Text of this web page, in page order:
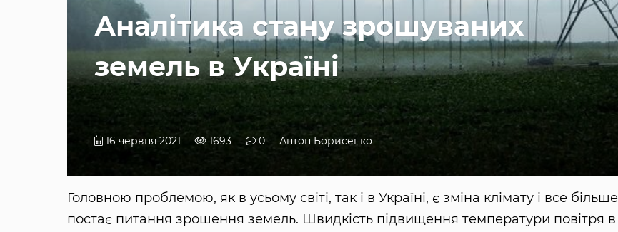
Аналітика стану зрошуваних
земель в Україні
16 червня 2021 1693 0 Антон Борисенко
Головною проблемою, як в усьому світі, так і в Україні, є зміна клімату і все більше
постає питання зрошення земель. Швидкість підвищення температури повітря в